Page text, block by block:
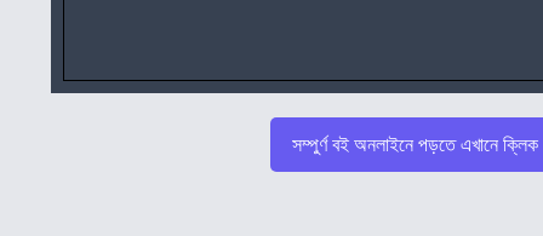
সম্পুর্ণ বই অনলাইনে পড়তে এখানে